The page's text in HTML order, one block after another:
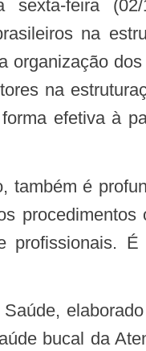
feira
na
organização
na
efetiva à
procedimentos
profissionais.
bucal da